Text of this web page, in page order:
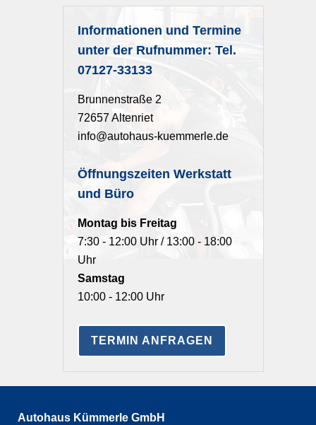
Informationen und Termine
unter der Rufnummer: Tel.
07127-33133
Brunnenstraße 2
72657 Altenriet
info@autohaus-kuemmerle.de
Öffnungszeiten Werkstatt
und Büro
Montag bis Freitag
7:30 - 12:00 Uhr / 13:00 - 18:00
Uhr
Samstag
10:00 - 12:00 Uhr
TERMIN ANFRAGEN
Autohaus Kümmerle GmbH